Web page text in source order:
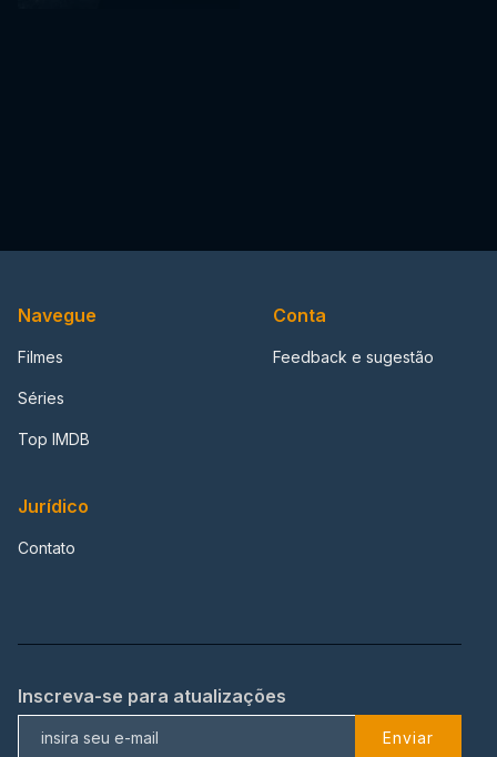
Navegue
Filmes
Séries
Top IMDB
Conta
Feedback e sugestão
Jurídico
Contato
Inscreva-se para atualizações
Enviar